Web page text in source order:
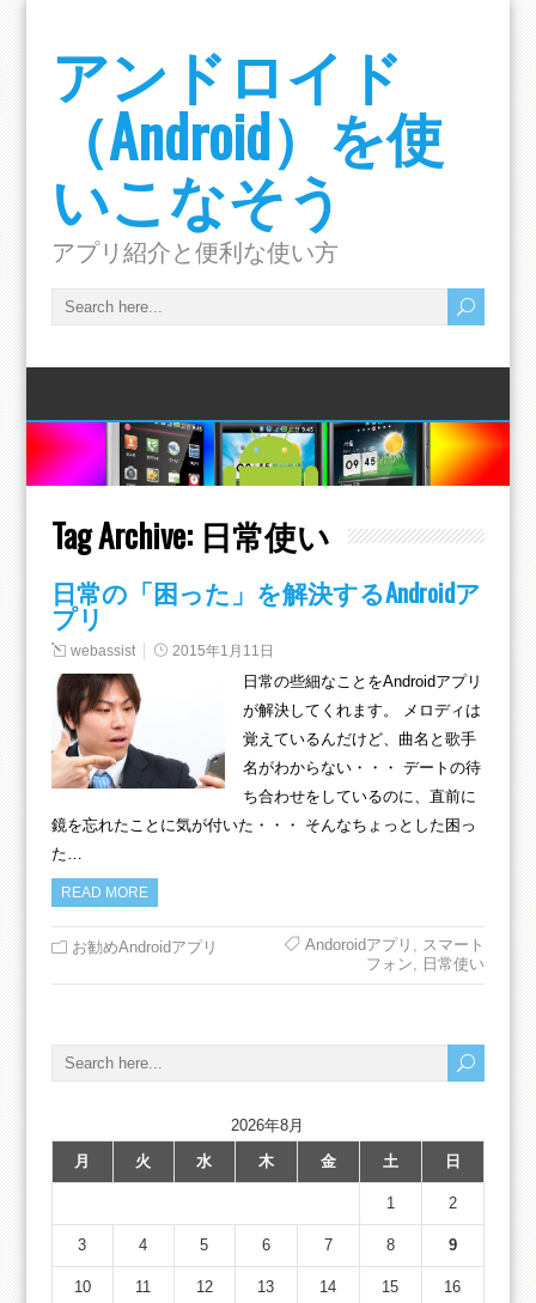
アンドロイド
（Android）を使
いこなそう
アプリ紹介と便利な使い方
Tag Archive: 日常使い
日常の「困った」を解決するAndroidア
プリ
webassist 2015年1月11日
日常の些細なことをAndroidアプリ
が解決してくれます。 メロディは
覚えているんだけど、曲名と歌手
名がわからない・・・ デートの待
ち合わせをしているのに、直前に
鏡を忘れたことに気が付いた・・・ そんなちょっとした困っ
た…
READ MORE
お勧めAndroidアプリ Andoroidアプリ
スマート
フォン
日常使い
2026年8月
月
火 水 木 金 土 日
1 2
3 4 5 6 7 8 9
10 11 12 13 14 15 16